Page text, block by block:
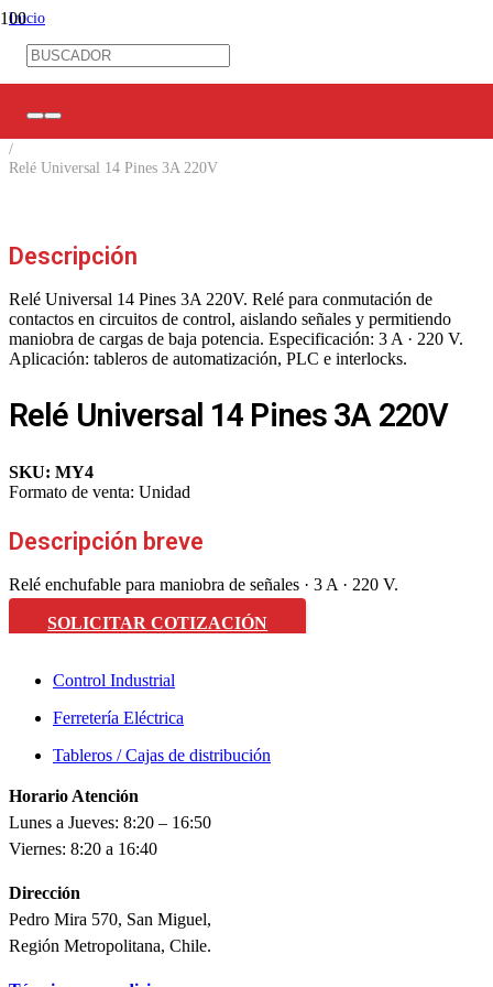
Inicio
Control Industrial
/
Relé Universal 14 Pines 3A 220V
Descripción
Relé Universal 14 Pines 3A 220V. Relé para conmutación de
contactos en circuitos de control, aislando señales y permitiendo
maniobra de cargas de baja potencia. Especificación: 3 A · 220 V.
Aplicación: tableros de automatización, PLC e interlocks.
Relé Universal 14 Pines 3A 220V
SKU: MY4
Formato de venta: Unidad
Descripción breve
Relé enchufable para maniobra de señales · 3 A · 220 V.
SOLICITAR COTIZACIÓN
Control Industrial
Ferretería Eléctrica
Tableros / Cajas de distribución
Horario Atención
Lunes a Jueves: 8:20 – 16:50
Viernes: 8:20 a 16:40
Dirección
Pedro Mira 570, San Miguel,
Región Metropolitana, Chile.